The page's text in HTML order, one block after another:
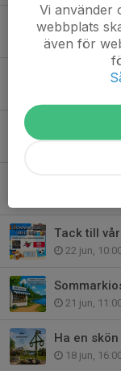
Idag, 09:00
Imorgon
SSK Dam
Tack till
22 jun,
21 jun,
Ha en
18 jun,
Vi använder
webbplats
även för